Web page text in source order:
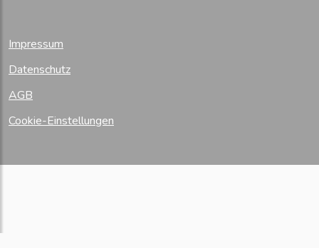
Impressum
Datenschutz
AGB
Cookie-Einstellungen